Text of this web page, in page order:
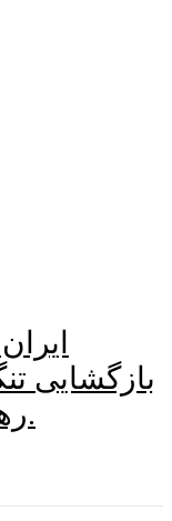
بازگشایی
رهبری امنیتی خود ایجاد کرد.